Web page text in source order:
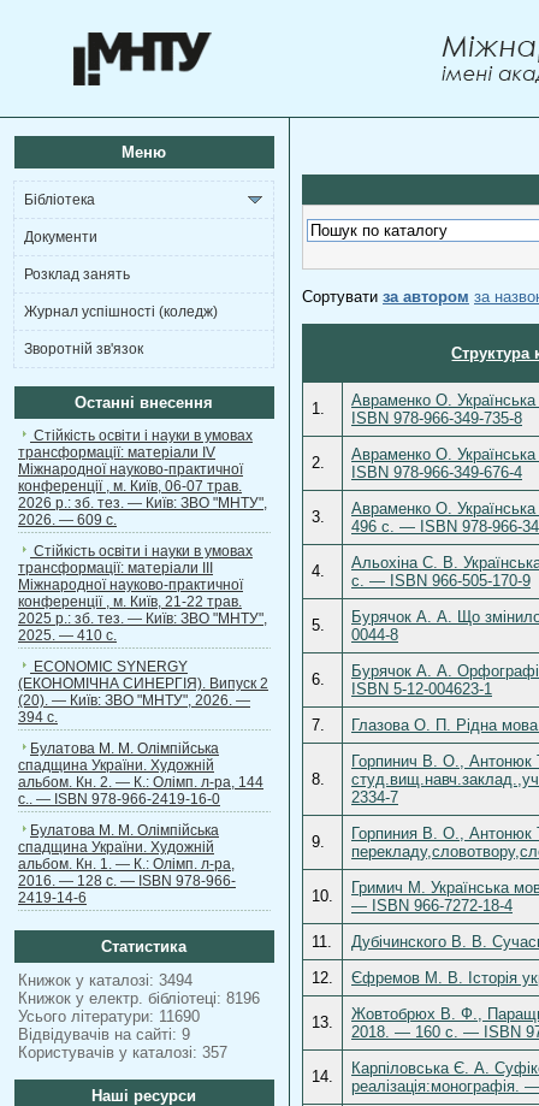
Меню
Бібліотека
Документи
Розклад занять
Журнал успішності (коледж)
Зворотній зв'язок
Останні внесення
Стійкість освіти і науки в умовах
трансформації: матеріали ІV
Міжнародної науково-практичної
конференції , м. Київ, 06-07 трав.
2026 р.: зб. тез. — Київ: ЗВО "МНТУ",
2026. — 609 с.
Стійкість освіти і науки в умовах
трансформації: матеріали ІІІ
Міжнародної науково-практичної
конференції , м. Київ, 21-22 трав.
2025 р.: зб. тез. — Київ: ЗВО "МНТУ",
2025. — 410 с.
ECONOMIC SYNERGY
(ЕКОНОМІЧНА СИНЕРГІЯ). Випуск 2
(20). — Київ: ЗВО "МНТУ", 2026. —
394 с.
Булатова М. М. Олімпійська
спадщина України. Художній
альбом. Кн. 2. — К.: Олімп. л-ра, 144
с.. — ISBN 978-966-2419-16-0
Булатова М. М. Олімпійська
спадщина України. Художній
альбом. Кн. 1. — К.: Олімп. л-ра,
2016. — 128 с. — ISBN 978-966-
2419-14-6
Статистика
Книжок у каталозі: 3494
Книжок у електр. бібліотеці: 8196
Усього літератури: 11690
Відвідувачів на сайті: 9
Користувачів у каталозі: 357
Наші ресурси
Сортувати за автором за
Структура
1.
Авраменко О.
ISBN 978-966-349-735-8
2.
Авраменко О.
ISBN 978-966-349-676-4
3.
Авраменко О.
496 с. — ISBN 978-966-
4.
Альохіна С. В.
c. — ISBN 966-505-170-9
5.
Бурячок А. А. Що
0044-8
6.
Бурячок А. А.
ISBN 5-12-004623-1
7.
Глазова О. П. Рідна
8.
Горпинич В. О., Антонюк
2334-7
9.
Горпиния В. О., Антонюк
10.
Гримич М. Українська
— ISBN 966-7272-18-4
11.
Дубічинского В. В.
12.
Єфремов М. В. Історія
13.
Жовтобрюх В. Ф.,
2018. — 160 с. — ISBN
14.
Карпіловська Є. А.